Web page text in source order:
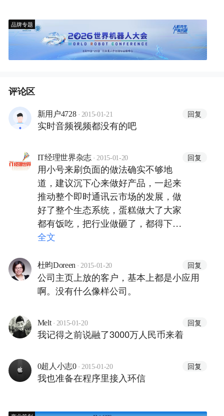
品牌专题
评论区
新用户4728 · 2015-01-21 回复
实时音频视频都没有的吧
IT经理世界杂志 · 2015-01-20 回复
用小号来刷负面的做法确实不够地
道，建议沉下心来做好产品，一起来
推动整个即时通讯云市场的发展，做
好了整个生态系统，蛋糕做大了大家
都有饭吃，把行业做砸了，都得下岗
吧。作为一个新兴行业更建议相互间
黑，并不是说《IT经理世界》要集成
环信的产品才站出来说环信的好话，
作为一个即时通讯云客户只是希望业
是恶意竞争毁掉整个行业让客户自己
来搭建私有IM系统。
全文
杜昀Doreen · 2015-01-20 回复
公司主页上放的客户，基本上都是小应用
啊。没有什么像样公司。
Melt · 2015-01-20 回复
我记得之前说融了3000万人民币来着
0超人小志0 · 2015-01-20 回复
我也准备在程序里接入环信